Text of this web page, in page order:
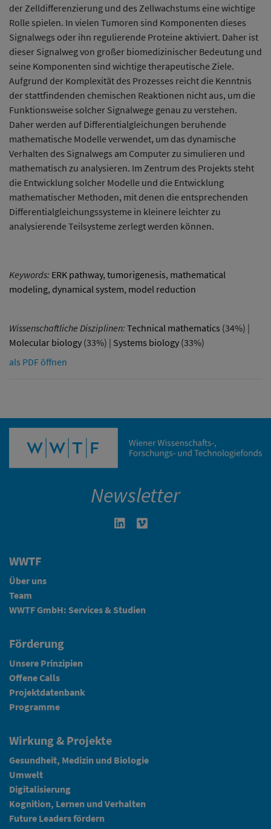
der Zelldifferenzierung und des Zellwachstums eine wichtige
Rolle spielen. In vielen Tumoren sind Komponenten dieses
Signalwegs oder ihn regulierende Proteine aktiviert. Daher ist
dieser Signalweg von großer biomedizinischer Bedeutung und
seine Komponenten sind wichtige therapeutische Ziele.
Aufgrund der Komplexität des Prozesses reicht die Kenntnis
der stattfindenden chemischen Reaktionen nicht aus, um die
Funktionsweise solcher Signalwege genau zu verstehen.
Daher werden auf Differentialgleichungen beruhende
mathematische Modelle verwendet, um das dynamische
Verhalten des Signalwegs am Computer zu simulieren und
mathematisch zu analysieren. Im Zentrum des Projekts steht
die Entwicklung solcher Modelle und die Entwicklung
mathematischer Methoden, mit denen die entsprechenden
Differentialgleichungssysteme in kleinere leichter zu
analysierende Teilsysteme zerlegt werden können.
Keywords: ERK pathway, tumorigenesis, mathematical
modeling, dynamical system, model reduction
Wissenschaftliche Disziplinen: Technical mathematics (34%) |
Molecular biology (33%) | Systems biology (33%)
als PDF öffnen
Newsletter
Linkedin in neuem Fenster öffnen
WWTF
Über uns
Team
WWTF GmbH: Services & Studien
Förderung
Unsere Prinzipien
Offene Calls
Projektdatenbank
Programme
Wirkung & Projekte
Gesundheit, Medizin und Biologie
Umwelt
Digitalisierung
Kognition, Lernen und Verhalten
Future Leaders fördern